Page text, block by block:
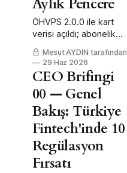
Aylık Pencere
ÖHVPS 2.0.0 ile kart
verisi açıldı; abonelik
yönetimi ve PFM için 18
aylık ilk-mover
penceresi.
Mesut AYDIN tarafından
29 Haz 2026
CEO Brifingi
00 — Genel
Bakış: Türkiye
Fintech'inde 10
Regülasyon
Fırsatı